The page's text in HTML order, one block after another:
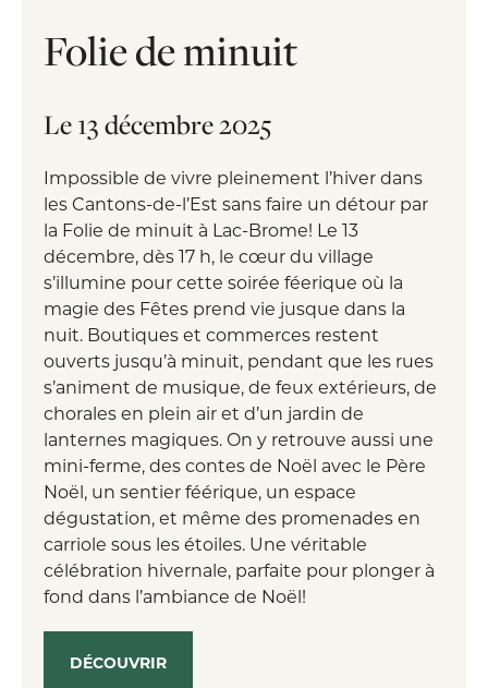
Folie de minuit
Le 13 décembre 2025
Impossible de vivre pleinement l’hiver dans
les Cantons-de-l’Est sans faire un détour par
la Folie de minuit à Lac-Brome! Le 13
décembre, dès 17 h, le cœur du village
s’illumine pour cette soirée féerique où la
magie des Fêtes prend vie jusque dans la
nuit. Boutiques et commerces restent
ouverts jusqu’à minuit, pendant que les rues
s’animent de musique, de feux extérieurs, de
chorales en plein air et d’un jardin de
lanternes magiques. On y retrouve aussi une
mini-ferme, des contes de Noël avec le Père
Noël, un sentier féérique, un espace
dégustation, et même des promenades en
carriole sous les étoiles. Une véritable
célébration hivernale, parfaite pour plonger à
fond dans l’ambiance de Noël!
DÉCOUVRIR